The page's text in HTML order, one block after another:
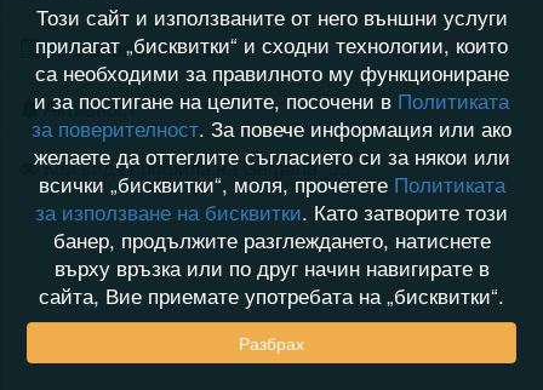
Хронология на игри
Активност
Кой видя профила на Gergana_95
Този сайт и използваните от него външни услуги
прилагат „бисквитки“ и сходни технологии, които
са необходими за правилното му функциониране
и за постигане на целите, посочени в Политиката
за поверителност. За повече информация или ако
желаете да оттеглите съгласието си за някои или
всички „бисквитки“, моля, прочетете Политиката
за използване на бисквитки. Като затворите този
банер, продължите разглеждането, натиснете
върху връзка или по друг начин навигирате в
сайта, Вие приемате употребата на „бисквитки“.
Разбрах